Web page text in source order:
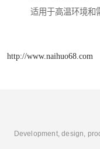
适用于高温环境和
http://www.naihuo68.com
Development, design,